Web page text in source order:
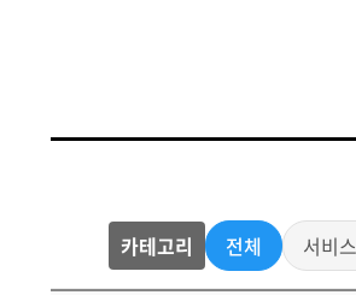
카테고리 전체 서비